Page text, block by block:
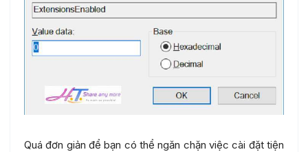
Quá đơn giản để bạn có thể ngăn chặn việc cài đặt tiện